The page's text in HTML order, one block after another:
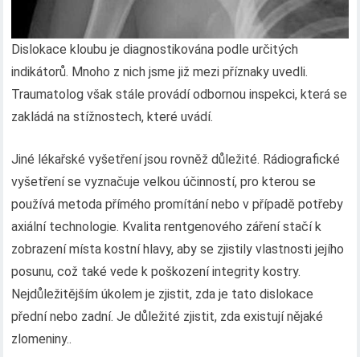
Dislokace kloubu je diagnostikována podle určitých
indikátorů. Mnoho z nich jsme již mezi příznaky uvedli.
Traumatolog však stále provádí odbornou inspekci, která se
zakládá na stížnostech, které uvádí.
Jiné lékařské vyšetření jsou rovněž důležité. Rádiografické
vyšetření se vyznačuje velkou účinností, pro kterou se
používá metoda přímého promítání nebo v případě potřeby
axiální technologie. Kvalita rentgenového záření stačí k
zobrazení místa kostní hlavy, aby se zjistily vlastnosti jejího
posunu, což také vede k poškození integrity kostry.
Nejdůležitějším úkolem je zjistit, zda je tato dislokace
přední nebo zadní. Je důležité zjistit, zda existují nějaké
zlomeniny..